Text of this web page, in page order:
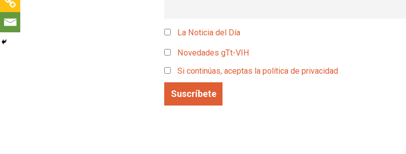
La Noticia del Día
Novedades gTt-VIH
Si continúas, aceptas la política de privacidad